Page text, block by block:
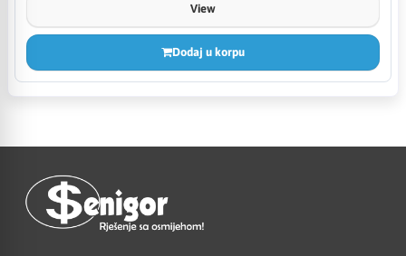
View
Dodaj u korpu